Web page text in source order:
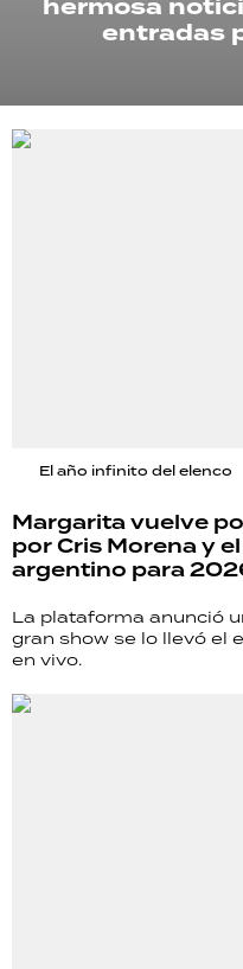
hermosa
entradas
El año infinito del elenco
Margarita vuelve
por Cris Morena y
argentino para
La plataforma anunció
gran show se lo llevó el
en vivo.
PALABRAS